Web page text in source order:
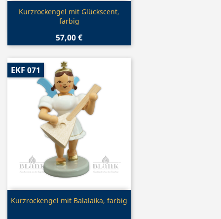
Vorschau
Kurzrockengel mit Glückscent,
farbig
57,00 €
Vorschau
Kurzrockengel mit Balalaika, farbig
EKF 071